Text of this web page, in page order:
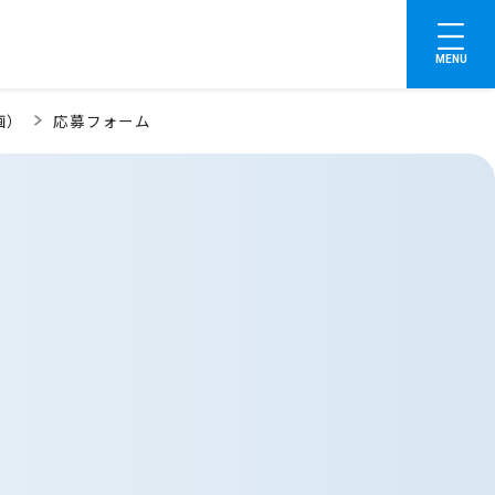
MENU
応募フォーム